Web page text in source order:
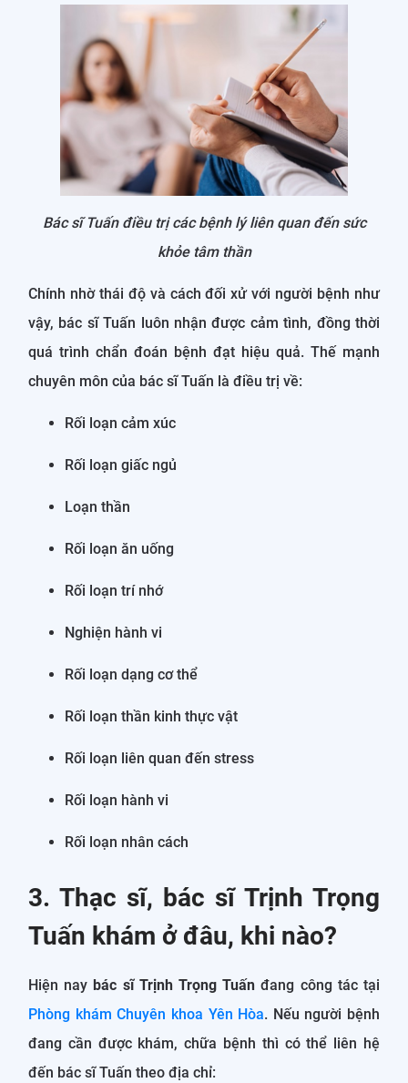
Bác sĩ Tuấn điều trị các bệnh lý liên quan đến sức
khỏe tâm thần
Chính nhờ thái độ và cách đối xử với người bệnh như
vậy, bác sĩ Tuấn luôn nhận được cảm tình, đồng thời
quá trình chẩn đoán bệnh đạt hiệu quả. Thế mạnh
chuyên môn của bác sĩ Tuấn là điều trị về:
Rối loạn cảm xúc
Rối loạn giấc ngủ
Loạn thần
Rối loạn ăn uống
Rối loạn trí nhớ
Nghiện hành vi
Rối loạn dạng cơ thể
Rối loạn thần kinh thực vật
Rối loạn liên quan đến stress
Rối loạn hành vi
Rối loạn nhân cách
3. Thạc sĩ, bác sĩ Trịnh Trọng
Tuấn khám ở đâu, khi nào?
Hiện nay bác sĩ Trịnh Trọng Tuấn đang công tác tại
Phòng khám Chuyên khoa Yên Hòa. Nếu người bệnh
đang cần được khám, chữa bệnh thì có thể liên hệ
đến bác sĩ Tuấn theo địa chỉ: